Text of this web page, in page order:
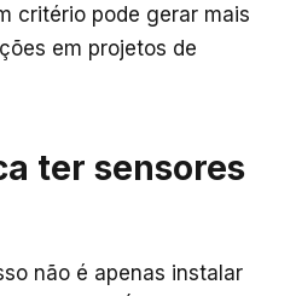
critério pode gerar mais
em projetos de
ter sensores
não é apenas instalar